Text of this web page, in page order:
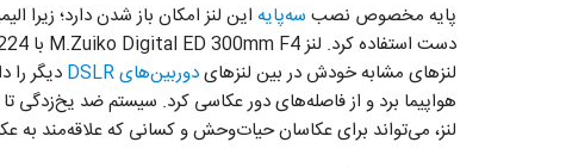
پایه مخصوص نصب سه‌پایه این لنز امکان باز شدن دارد؛ زیرا
لنز‌های مشابه خودش در بین لنز‌هایدوربین‌های DSLR دیگر را
لنز، می‌تواند برای عکاسان حیات‌وحش و کسانی که علاقه‌مند به